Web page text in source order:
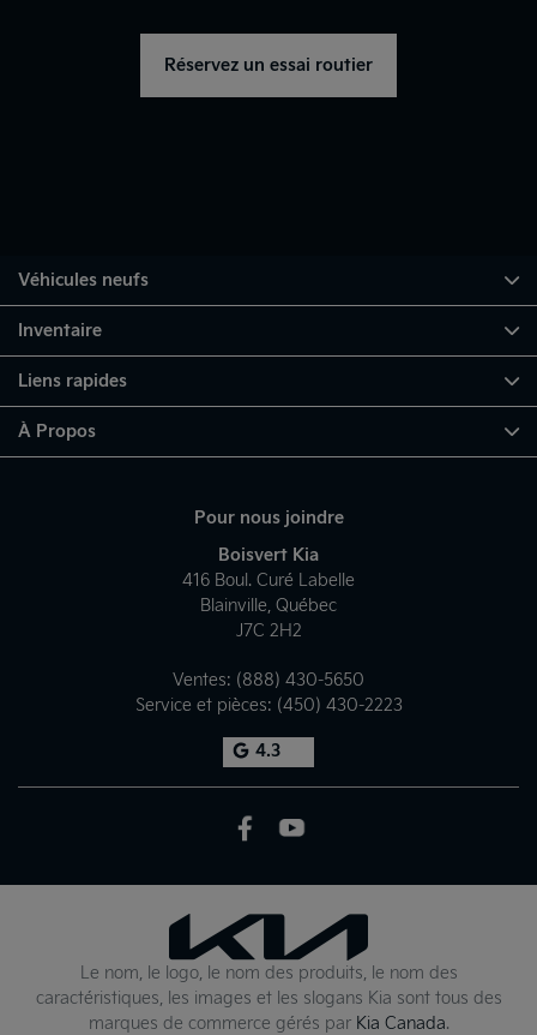
Réservez un essai routier
Pour nous joindre
Boisvert Kia
416 Boul. Curé Labelle
Blainville, Québec
J7C 2H2
Ventes: (888) 430-5650
Service et pièces: (450) 430-2223
4.3
Véhicules neufs
Inventaire
Liens rapides
À Propos
Le nom, le logo, le nom des produits, le nom des
caractéristiques, les images et les slogans Kia sont tous des
marques de commerce gérés par Kia Canada.